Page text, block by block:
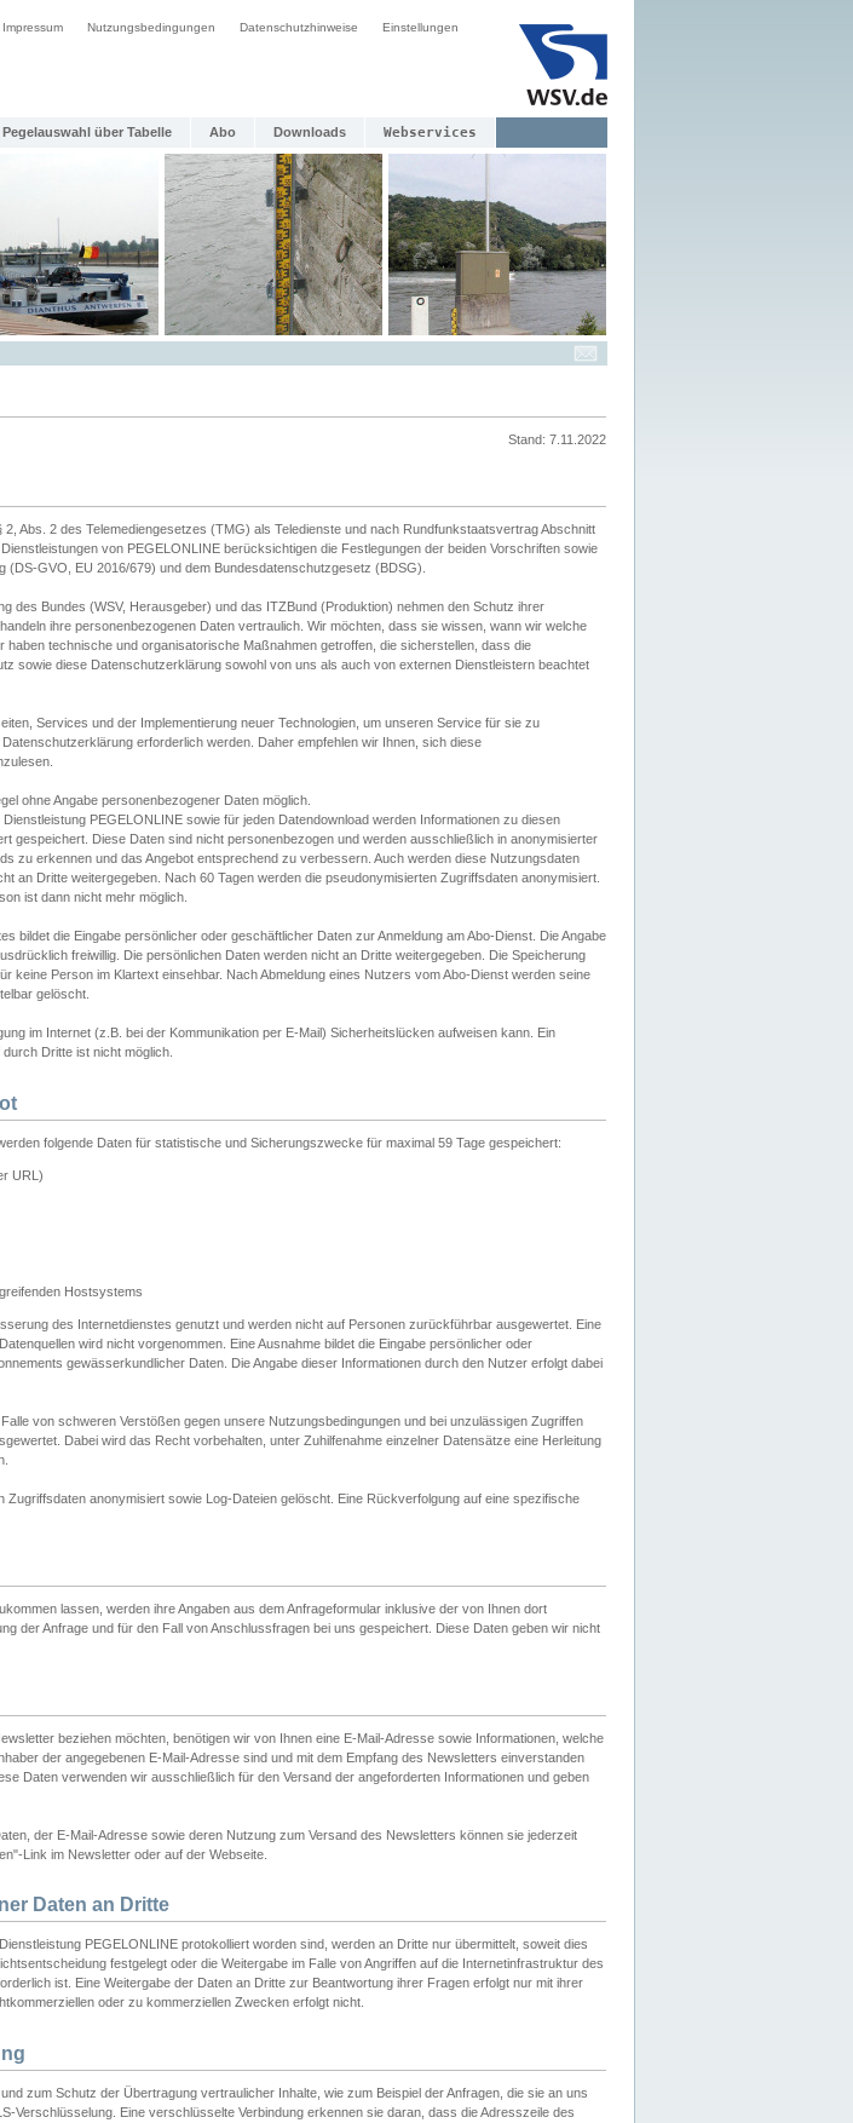
Impressum Nutzungsbedingungen Datenschutzhinweise Einstellungen
Pegelauswahl über Tabelle Abo Downloads Webservices
Stand: 7.11.2022
2, Abs. 2 des Telemediengesetzes (TMG) als Teledienste und nach Rundfunkstaatsvertrag Abschnitt
von PEGELONLINE berücksichtigen die Festlegungen der beiden Vorschriften sowie
(DS-GVO, EU 2016/679) und dem Bundesdatenschutzgesetz (BDSG).
des Bundes (WSV, Herausgeber) und das ITZBund (Produktion) nehmen den Schutz ihrer
ihre personenbezogenen Daten vertraulich. Wir möchten, dass sie wissen, wann wir welche
haben technische und organisatorische Maßnahmen getroffen, die sicherstellen, dass die
sowie diese Datenschutzerklärung sowohl von uns als auch von externen Dienstleistern beachtet
Services und der Implementierung neuer Technologien, um unseren Service für sie zu
erforderlich werden. Daher empfehlen wir Ihnen, sich diese
ohne Angabe personenbezogener Daten möglich.
PEGELONLINE sowie für jeden Datendownload werden Informationen zu diesen
gespeichert. Diese Daten sind nicht personenbezogen und werden ausschließlich in anonymisierter
zu erkennen und das Angebot entsprechend zu verbessern. Auch werden diese Nutzungsdaten
an Dritte weitergegeben. Nach 60 Tagen werden die pseudonymisierten Zugriffsdaten anonymisiert.
ist dann nicht mehr möglich.
bildet die Eingabe persönlicher oder geschäftlicher Daten zur Anmeldung am Abo-Dienst. Die Angabe
freiwillig. Die persönlichen Daten werden nicht an Dritte weitergegeben. Die Speicherung
keine Person im Klartext einsehbar. Nach Abmeldung eines Nutzers vom Abo-Dienst werden seine
gelöscht.
im Internet (z.B. bei der Kommunikation per E-Mail) Sicherheitslücken aufweisen kann. Ein
Dritte ist nicht möglich.
folgende Daten für statistische und Sicherungszwecke für maximal 59 Tage gespeichert:
URL)
Hostsystems
des Internetdienstes genutzt und werden nicht auf Personen zurückführbar ausgewertet. Eine
wird nicht vorgenommen. Eine Ausnahme bildet die Eingabe persönlicher oder
gewässerkundlicher Daten. Die Angabe dieser Informationen durch den Nutzer erfolgt dabei
von schweren Verstößen gegen unsere Nutzungsbedingungen und bei unzulässigen Zugriffen
Dabei wird das Recht vorbehalten, unter Zuhilfenahme einzelner Datensätze eine Herleitung
Zugriffsdaten anonymisiert sowie Log-Dateien gelöscht. Eine Rückverfolgung auf eine spezifische
lassen, werden ihre Angaben aus dem Anfrageformular inklusive der von Ihnen dort
der Anfrage und für den Fall von Anschlussfragen bei uns gespeichert. Diese Daten geben wir nicht
beziehen möchten, benötigen wir von Ihnen eine E-Mail-Adresse sowie Informationen, welche
der angegebenen E-Mail-Adresse sind und mit dem Empfang des Newsletters einverstanden
Daten verwenden wir ausschließlich für den Versand der angeforderten Informationen und geben
der E-Mail-Adresse sowie deren Nutzung zum Versand des Newsletters können sie jederzeit
Link im Newsletter oder auf der Webseite.
Daten an Dritte
PEGELONLINE protokolliert worden sind, werden an Dritte nur übermittelt, soweit dies
festgelegt oder die Weitergabe im Falle von Angriffen auf die Internetinfrastruktur des
ist. Eine Weitergabe der Daten an Dritte zur Beantwortung ihrer Fragen erfolgt nur mit ihrer
oder zu kommerziellen Zwecken erfolgt nicht.
zum Schutz der Übertragung vertraulicher Inhalte, wie zum Beispiel der Anfragen, die sie an uns
Verschlüsselung. Eine verschlüsselte Verbindung erkennen sie daran, dass die Adresszeile des